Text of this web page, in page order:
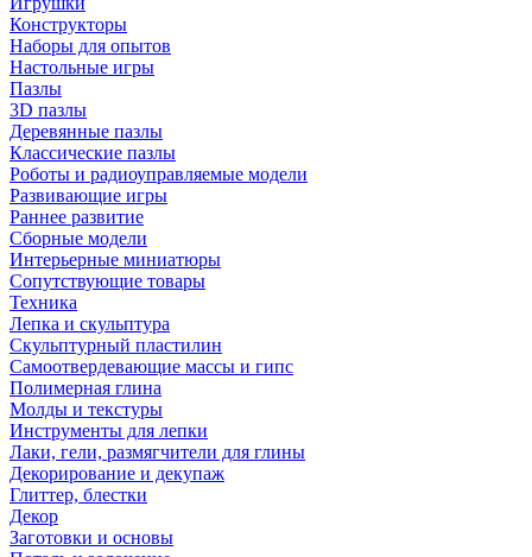
Конструкторы
Наборы для опытов
Настольные игры
Пазлы
3D пазлы
Деревянные пазлы
Классические пазлы
Роботы и радиоуправляемые модели
Развивающие игры
Раннее развитие
Сборные модели
Интерьерные миниатюры
Сопутствующие товары
Техника
Лепка и скульптура
Скульптурный пластилин
Самоотвердевающие массы и гипс
Полимерная глина
Молды и текстуры
Инструменты для лепки
Лаки, гели, размягчители для глины
Декорирование и декупаж
Глиттер, блестки
Декор
Заготовки и основы